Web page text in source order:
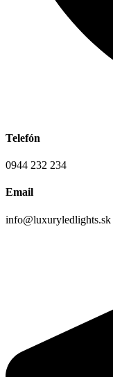
Telefón
0944 232 234
Email
info@luxuryledlights.sk